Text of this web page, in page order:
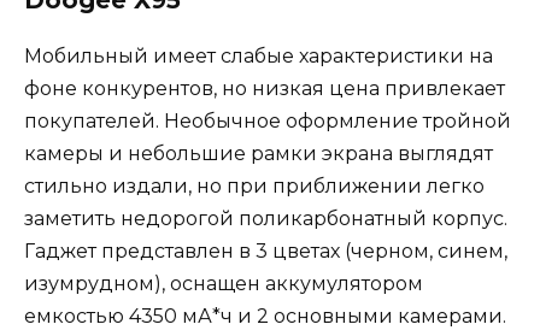
Мобильный имеет слабые характеристики на
фоне конкурентов, но низкая цена привлекает
покупателей. Необычное оформление тройной
камеры и небольшие рамки экрана выглядят
стильно издали, но при приближении легко
заметить недорогой поликарбонатный корпус.
Гаджет представлен в 3 цветах (черном, синем,
изумрудном), оснащен аккумулятором
емкостью 4350 мА*ч и 2 основными камерами.